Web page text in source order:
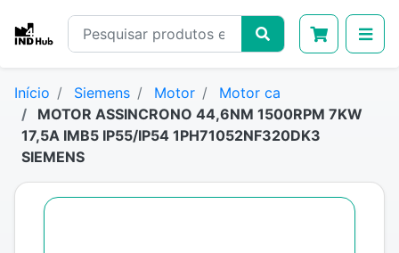
Início Siemens Motor
Motor ca
MOTOR ASSINCRONO 44,6NM 1500RPM 7KW
17,5A IMB5 IP55/IP54 1PH71052NF320DK3
SIEMENS